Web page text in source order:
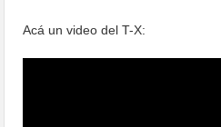
Acá un video del T-X: